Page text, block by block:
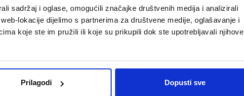
sadržaj i oglase, omogućili značajke društvenih medija i analizirali
lokacije dijelimo s partnerima za društvene medije, oglašavanje i
koje ste im pružili ili koje su prikupili dok ste upotrebljavali njihove
Prilagodi Dopusti sve
u četverogodišnjim
prvi razred općih gimnazija te